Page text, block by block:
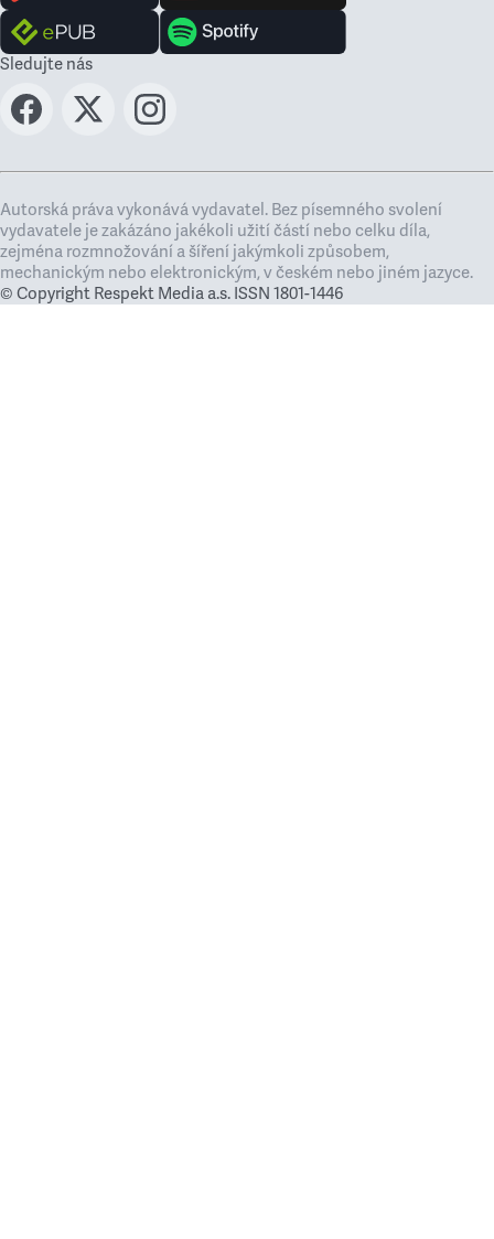
Sledujte nás
Autorská práva vykonává vydavatel. Bez písemného svolení
vydavatele je zakázáno jakékoli užití částí nebo celku díla,
zejména rozmnožování a šíření jakýmkoli způsobem,
mechanickým nebo elektronickým, v českém nebo jiném jazyce.
© Copyright Respekt Media a.s. ISSN 1801-1446